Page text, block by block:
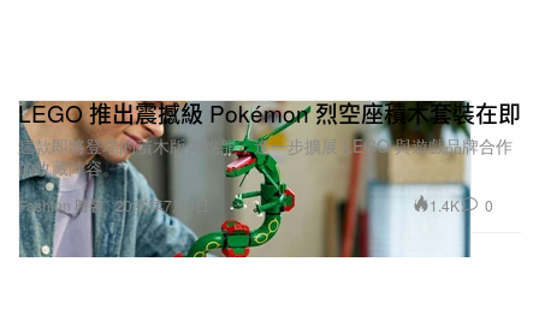
Fashion 時裝
LEGO 推出震撼級 Pokémon 烈空座積木套裝在即
這款即將登場的積木版傳說龍，進一步擴展 LEGO 與遊戲品牌合作
的收藏陣容。
2026年7月9日 1.4K 0